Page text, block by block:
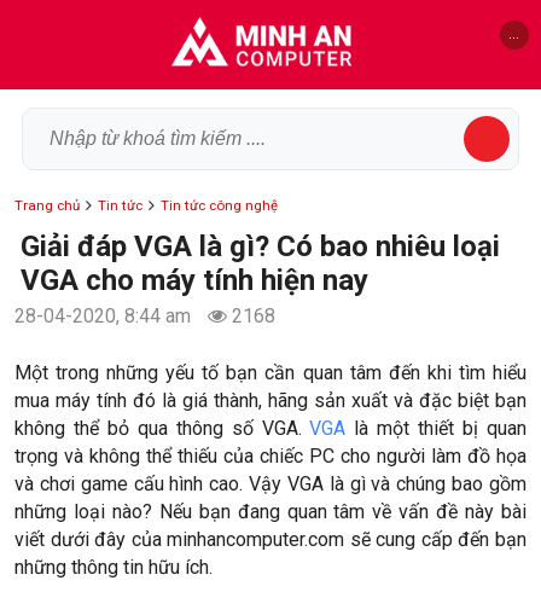
...
Trang chủ Tin tức Tin tức công nghệ
Giải đáp VGA là gì? Có bao nhiêu loại
VGA cho máy tính hiện nay
28-04-2020, 8:44 am 2168
Một trong những yếu tố bạn cần quan tâm đến khi tìm hiểu
mua máy tính đó là giá thành, hãng sản xuất và đặc biệt bạn
không thể bỏ qua thông số VGA.VGA là một thiết bị quan
trọng và không thể thiếu của chiếc PC cho người làm đồ họa
và chơi game cấu hình cao. Vậy VGA là gì và chúng bao gồm
những loại nào? Nếu bạn đang quan tâm về vấn đề này bài
viết dưới đây của minhancomputer.com sẽ cung cấp đến bạn
những thông tin hữu ích.